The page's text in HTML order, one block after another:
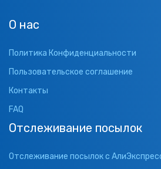
О нас
Политика Конфиденциальности
Пользовательское соглашение
Контакты
FAQ
Отслеживание посылок
Отслеживание посылок с